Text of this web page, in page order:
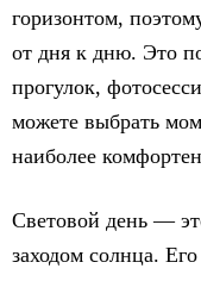
горизонтом,
от дня к дню. Это
прогулок,
можете выбрать
наиболее
Световой день —
заходом солнца.